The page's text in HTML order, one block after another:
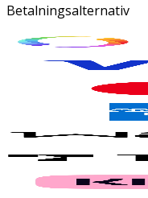
Betalningsalternativ